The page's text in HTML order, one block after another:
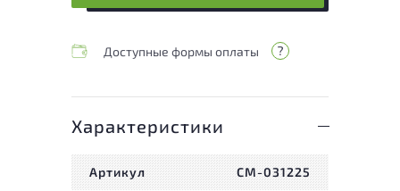
Доступные формы оплаты
Характеристики
Артикул СМ-031225